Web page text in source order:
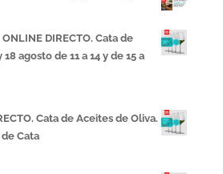
DIRECTO. Cata de
agosto de 11 a 14 y de 15 a
Cata de Aceites de Oliva.
Cata